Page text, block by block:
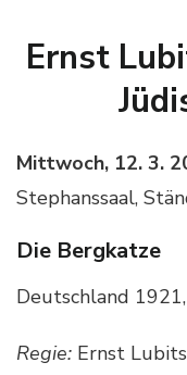
Ernst
Mittwoch, 12. 3.
Stephanssaal,
Die Bergkatze
Deutschland
Regie: Ernst